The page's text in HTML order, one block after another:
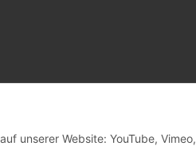
unserer Website: YouTube, Vimeo,